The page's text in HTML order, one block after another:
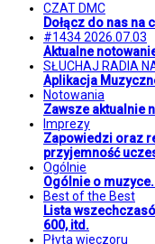
CZAT DMC
Dołącz do nas na
#1434 2026.07.03
Aktualne
SŁUCHAJ RADIA
Aplikacja
Notowania
Zawsze aktualnie
Imprezy
Zapowiedzi oraz
przyjemność
Ogólnie
Ogólnie o
Best of the Best
Lista
600, itd.
Płyta wieczoru